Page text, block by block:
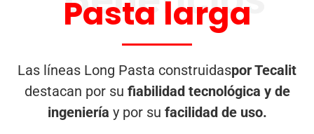
Pasta larga
Las líneas Long Pasta construidaspor Tecalit
destacan por su fiabilidad tecnológica y de
ingeniería y por su facilidad de uso.